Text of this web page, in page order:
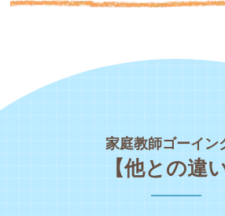
家庭教師ゴーイン
【他との違い